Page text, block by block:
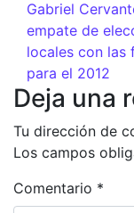
Gabriel
empate de
locales con las
para el 2012
Deja una
Tu dirección de
Los campos
Comentario *